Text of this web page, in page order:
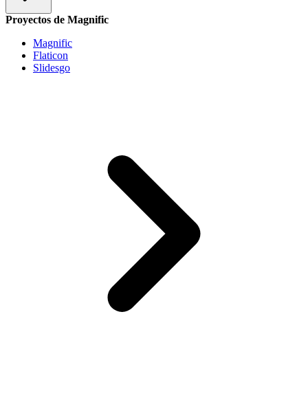
Proyectos de Magnific
Magnific
Flaticon
Slidesgo